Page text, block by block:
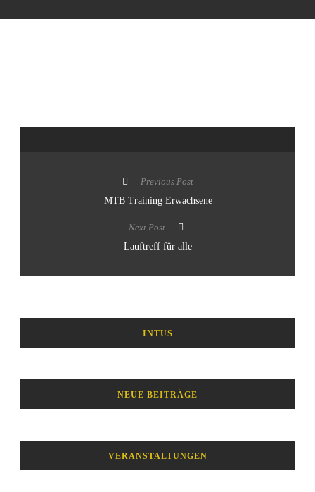
Previous Post
MTB Training Erwachsene
Next Post
Lauftreff für alle
INTUS
NEUE BEITRÄGE
VERANSTALTUNGEN